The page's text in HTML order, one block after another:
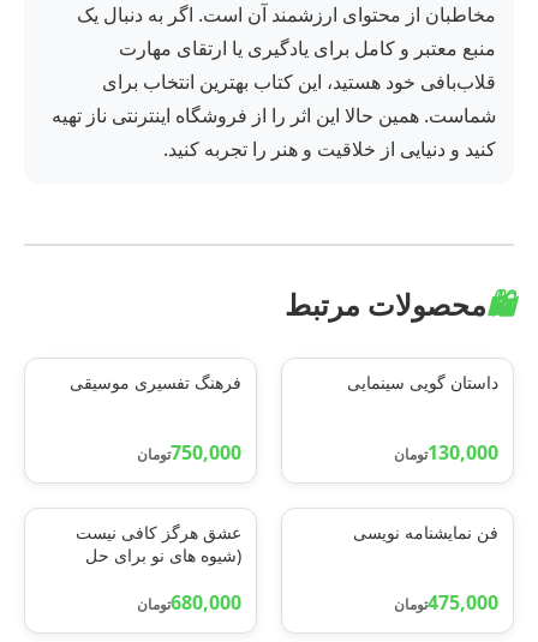
مخاطبان از محتوای ارزشمند آن است. اگر به دنبال یک
منبع معتبر و کامل برای یادگیری یا ارتقای مهارت
قلاب‌بافی خود هستید، این کتاب بهترین انتخاب برای
شماست. همین حالا این اثر را از فروشگاه اینترنتی ناز تهیه
کنید و دنیایی از خلاقیت و هنر را تجربه کنید.
🛍️محصولات مرتبط
داستان گویی سینمایی
130,000تومان
فرهنگ تفسیری موسیقی
750,000تومان
فن نمایشنامه نویسی
475,000تومان
عشق هرگز کافی نیست
(شیوه های نو برای حل
خانوادگی براساس شناخت
680,000تومان